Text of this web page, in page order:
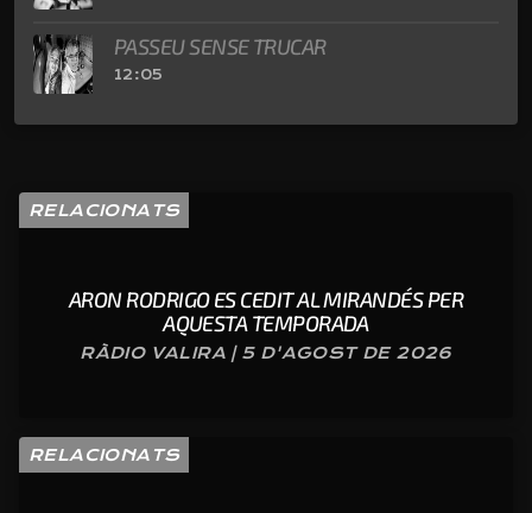
PASSEU SENSE TRUCAR
12:05
RELACIONATS
ARON RODRIGO ES CEDIT AL MIRANDÉS PER
AQUESTA TEMPORADA
RÀDIO VALIRA | 5 D'AGOST DE 2026
RELACIONATS